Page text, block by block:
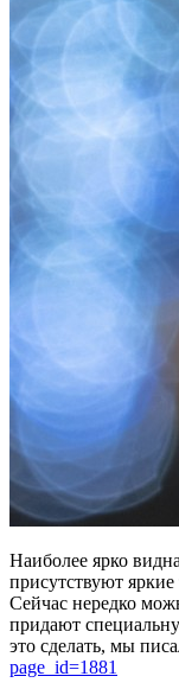
Наиболее ярко
присутствуют
Сейчас нередко
придают
это сделать, мы
page_id=1881